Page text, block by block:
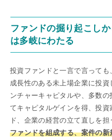
ファンドの掘り起こし
は多岐にわたる
投資ファンドと一言で言っても
成長性のある未上場企業に投
ンチャーキャピタルや、多数
てキャピタルゲインを得、投
ド、企業の経営の立て直しを担
ファンドを組成する、案件の